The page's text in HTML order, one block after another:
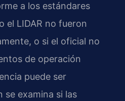
a los estándares
el LIDAR no fueron
o si el oficial no
de operación
puede ser
se examina si las